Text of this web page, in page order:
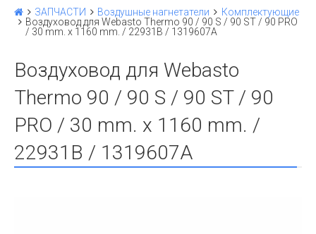
ЗАПЧАСТИ Воздушные нагнетатели
Комплектующие
Воздуховод для Webasto Thermo 90 / 90 S / 90 ST / 90 PRO
/ 30 mm. x 1160 mm. / 22931B / 1319607A
Воздуховод для Webasto
Thermo 90 / 90 S / 90 ST / 90
PRO / 30 mm. x 1160 mm. /
22931B / 1319607A